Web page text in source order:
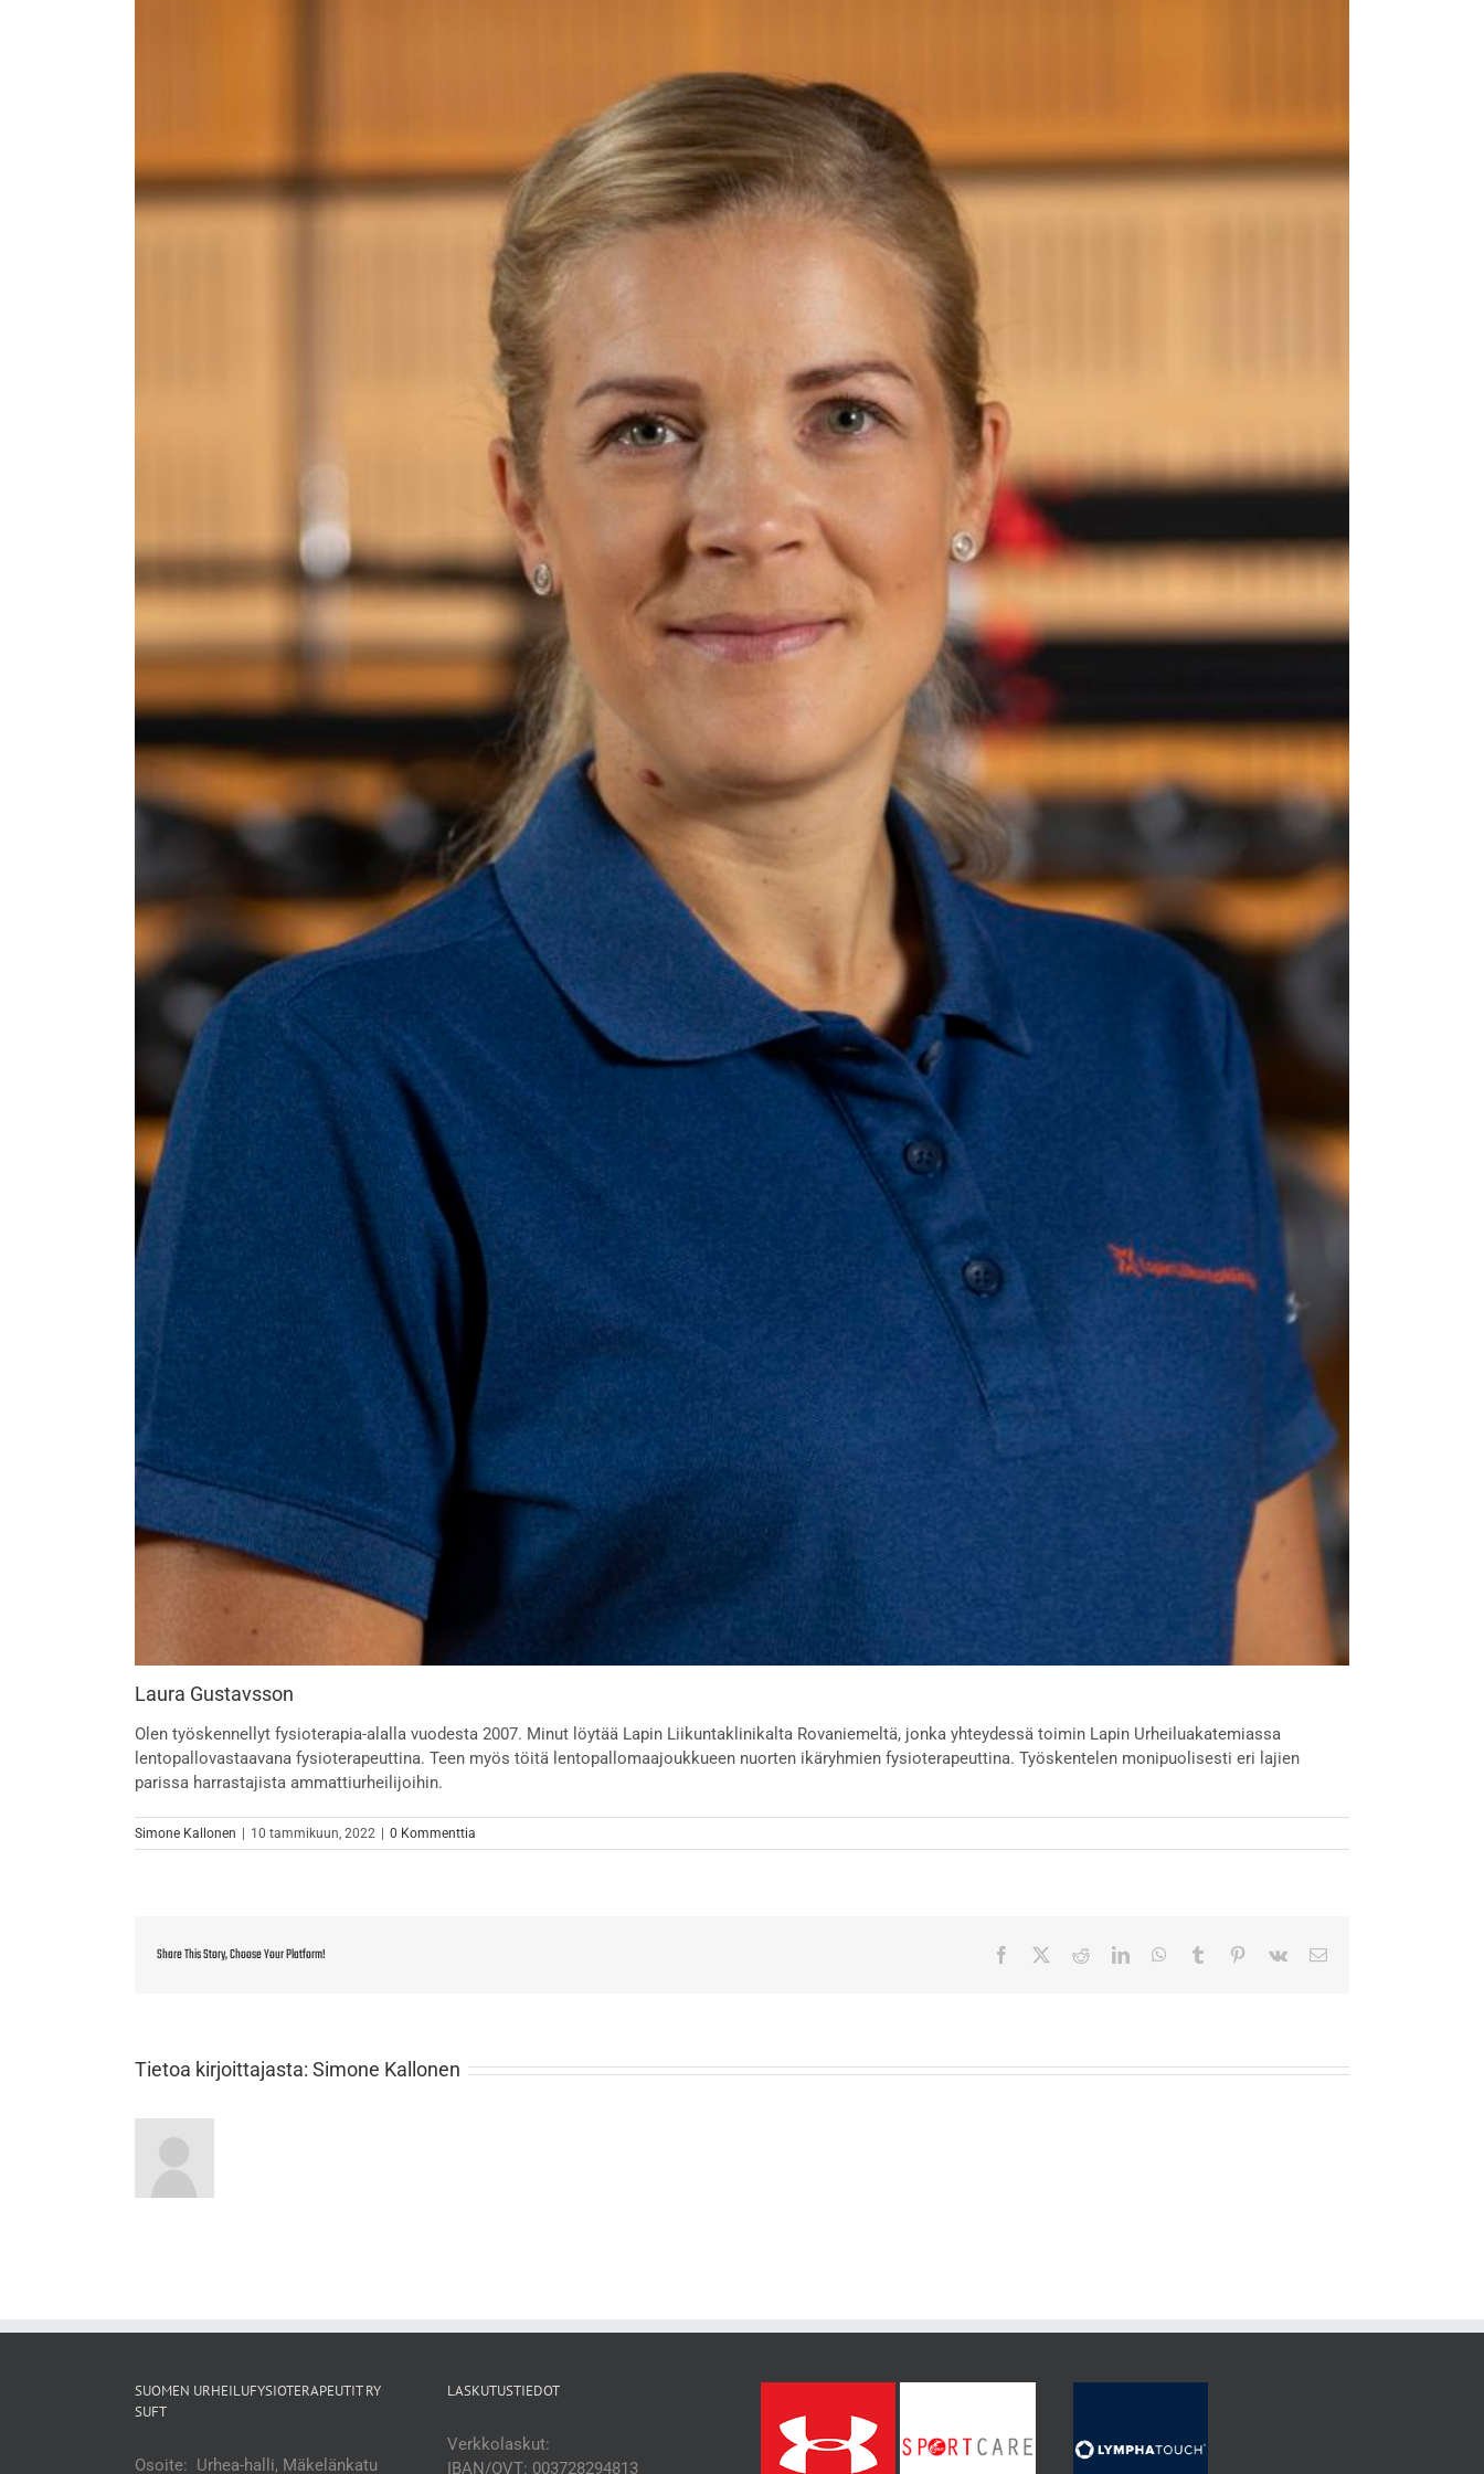
Laura Gustavsson
Olen työskennellyt fysioterapia-alalla vuodesta 2007. Minut löytää Lapin Liikuntaklinikalta Rovaniemeltä, jonka yhteydessä toimin Lapin Urheiluakatemiassa
lentopallovastaavana fysioterapeuttina. Teen myös töitä lentopallomaajoukkueen nuorten ikäryhmien fysioterapeuttina. Työskentelen monipuolisesti eri lajien
parissa harrastajista ammattiurheilijoihin.
Simone Kallonen 10 tammikuun, 2022 0 Kommenttia
Share This Story, Choose Your Platform! Facebook RedditLinkedInWhatsApp
Tumblr Pinterest
Vk Sähköposti
Tietoa kirjoittajasta: Simone Kallonen
SUOMEN URHEILUFYSIOTERAPEUTIT RY
SUFT
Osoite: Urhea-halli, Mäkelänkatu
LASKUTUSTIEDOT
Verkkolaskut:
IBAN/OVT: 003728294813